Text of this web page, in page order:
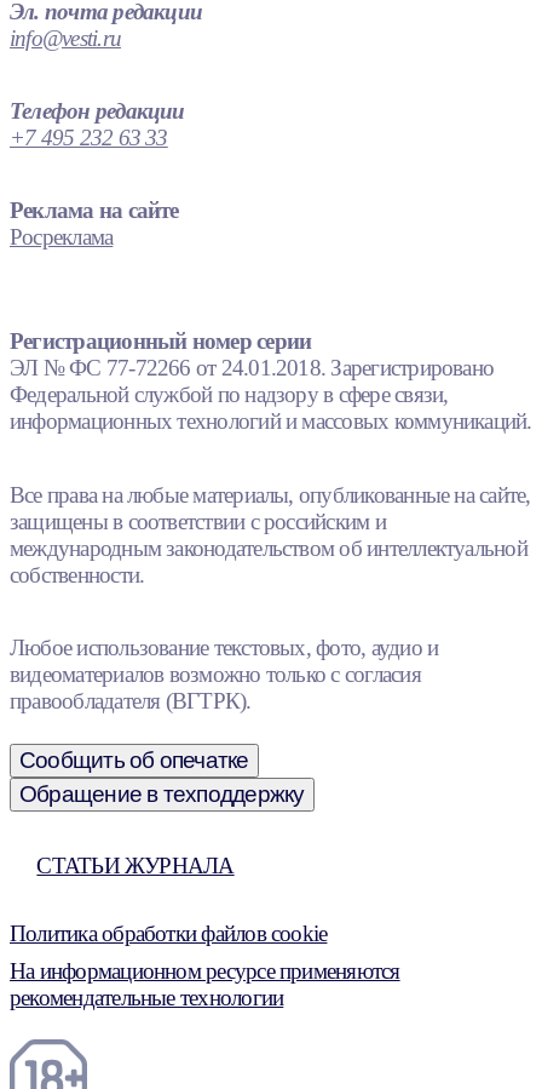
Эл. почта редакции
info@vesti.ru
Телефон редакции
+7 495 232 63 33
Реклама на сайте
Росреклама
Регистрационный номер серии
ЭЛ № ФС 77-72266 от 24.01.2018. Зарегистрировано
Федеральной службой по надзору в сфере связи,
информационных технологий и массовых коммуникаций.
Все права на любые материалы, опубликованные на сайте,
защищены в соответствии с российским и
международным законодательством об интеллектуальной
собственности.
Любое использование текстовых, фото, аудио и
видеоматериалов возможно только с согласия
правообладателя (ВГТРК).
Сообщить об опечатке
Обращение в техподдержку
СТАТЬИ ЖУРНАЛА
Политика обработки файлов cookie
На информационном ресурсе применяются
рекомендательные технологии